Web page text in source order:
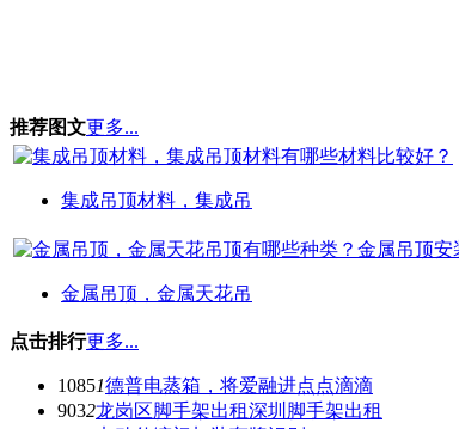
推荐图文更多...
集成吊顶材料，集成吊
金属吊顶，金属天花吊
点击排行更多...
10851德普电蒸箱，将爱融进点点滴滴
9032龙岗区脚手架出租深圳脚手架出租